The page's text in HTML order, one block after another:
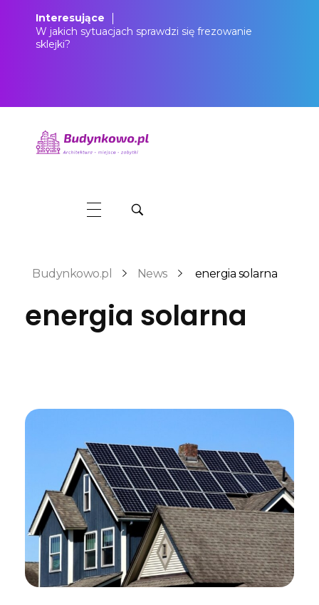
Interesujące
W jakich sytuacjach sprawdzi się frezowanie
sklejki?
Budynkowo.pl News energia solarna
energia solarna